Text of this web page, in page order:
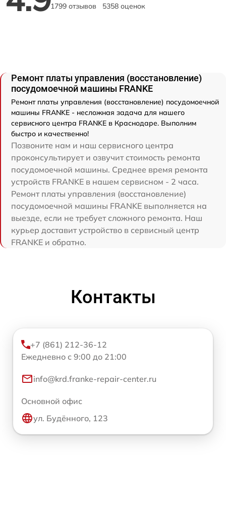
1799 отзывов 5358 оценок
Ремонт платы управления (восстановление)
посудомоечной машины FRANKE
Ремонт платы управления (восстановление) посудомоечной
машины FRANKE - несложная задача для нашего
сервисного центра FRANKE в Краснодаре. Выполним
быстро и качественно!
Позвоните нам и наш сервисного центра
проконсультирует и озвучит стоимость ремонта
посудомоечной машины. Среднее время ремонта
устройств FRANKE в нашем сервисном - 2 часа.
Ремонт платы управления (восстановление)
посудомоечной машины FRANKE выполняется на
выезде, если не требует сложного ремонта. Наш
курьер доставит устройство в сервисный центр
FRANKE и обратно.
Контакты
+7 (861) 212-36-12
Ежедневно с 9:00 до 21:00
info@krd.franke-repair-center.ru
Основной офис
ул. Будённого, 123